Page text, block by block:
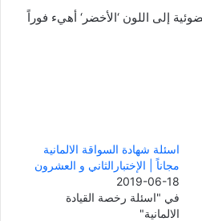
إلى اللون ‘الأخضر‘ أهيء فوراً
اسئلة شهادة السواقة الالمانية
مجاناً | الإختبارالثاني و العشرون
2019-06-18
في "اسئلة رخصة القيادة
الالمانية"